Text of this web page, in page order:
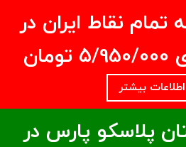
تمام نقاط ایران در
اطلاعات بیشتر
پلاسکو پارس در